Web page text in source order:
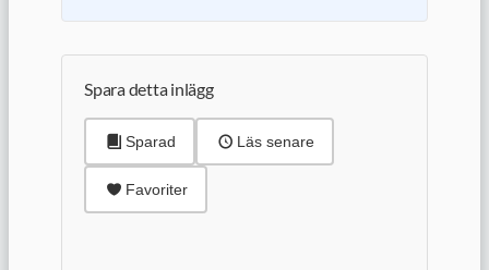
Spara detta inlägg
Sparad Läs senare
Favoriter